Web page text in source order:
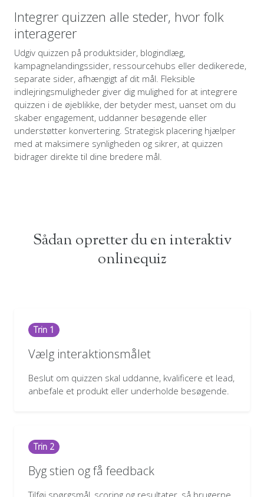
Integrer quizzen alle steder, hvor folk
interagerer
Udgiv quizzen på produktsider, blogindlæg,
kampagnelandingssider, ressourcehubs eller dedikerede,
separate sider, afhængigt af dit mål. Fleksible
indlejringsmuligheder giver dig mulighed for at integrere
quizzen i de øjeblikke, der betyder mest, uanset om du
skaber engagement, uddanner besøgende eller
understøtter konvertering. Strategisk placering hjælper
med at maksimere synligheden og sikrer, at quizzen
bidrager direkte til dine bredere mål.
Sådan opretter du en interaktiv
onlinequiz
Trin 1
Vælg interaktionsmålet
Beslut om quizzen skal uddanne, kvalificere et lead,
anbefale et produkt eller underholde besøgende.
Trin 2
Byg stien og få feedback
Tilføj spørgsmål, scoring og resultater, så brugerne